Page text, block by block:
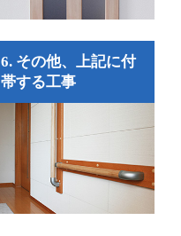
6. その他、上記に付
帯する工事